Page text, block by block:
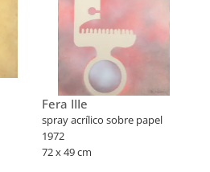
Fera IIIe
spray acrílico sobre papel
1972
72 x 49 cm